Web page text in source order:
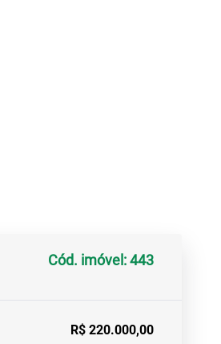
Cód. imóvel: 443
R$ 220.000,00